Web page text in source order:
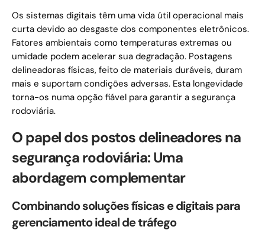
Os sistemas digitais têm uma vida útil operacional mais
curta devido ao desgaste dos componentes eletrônicos.
Fatores ambientais como temperaturas extremas ou
umidade podem acelerar sua degradação. Postagens
delineadoras físicas, feito de materiais duráveis, duram
mais e suportam condições adversas. Esta longevidade
torna-os numa opção fiável para garantir a segurança
rodoviária.
O papel dos postos delineadores na
segurança rodoviária: Uma
abordagem complementar
Combinando soluções físicas e digitais para
gerenciamento ideal de tráfego